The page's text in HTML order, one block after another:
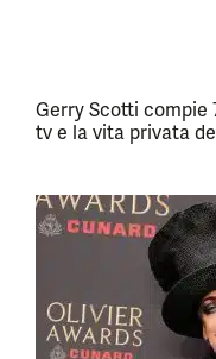
Gerry Scotti compie
tv e la vita privata